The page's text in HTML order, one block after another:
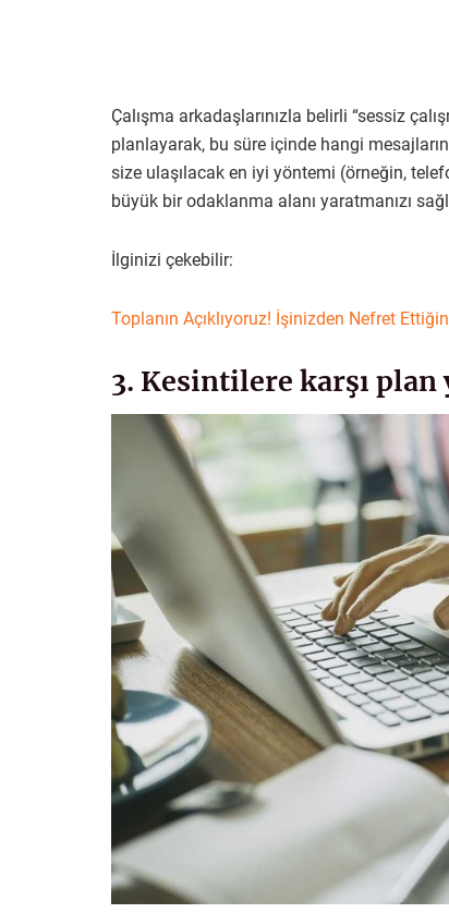
Çalışma arkadaşlarınızla belirli “sessiz
planlayarak, bu süre içinde hangi
size ulaşılacak en iyi yöntemi (örneğin,
büyük bir odaklanma alanı yaratmanızı
İlginizi çekebilir:
Toplanın Açıklıyoruz! İşinizden Nefret
3. Kesintilere karşı plan